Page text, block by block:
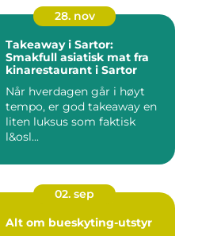
28. nov
Takeaway i Sartor:
Smakfull asiatisk mat fra
kinarestaurant i Sartor
Når hverdagen går i høyt
tempo, er god takeaway en
liten luksus som faktisk
l&osl...
02. sep
Alt om bueskyting-utstyr